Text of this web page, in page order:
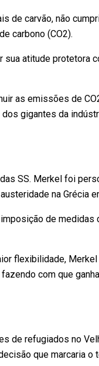
de carvão, não
carbono (CO2).
atitude protetora
as emissões de
gigantes da
SS. Merkel foi
na Grécia
de medidas
flexibilidade,
com que
de refugiados no
que marcaria o